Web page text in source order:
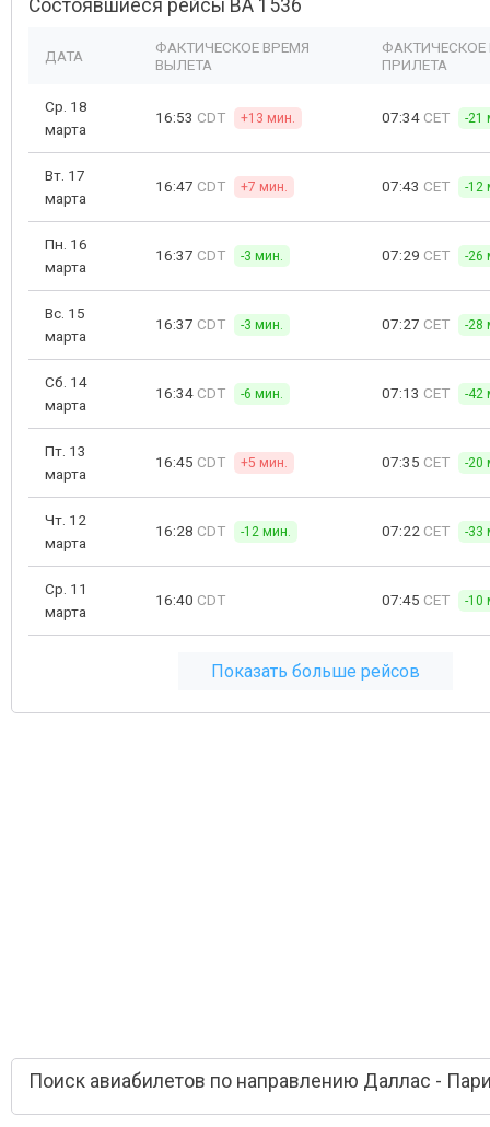
Состоявшиеся рейсы BA 1536
ДАТА
ФАКТИЧЕСКОЕ ВРЕМЯ
ВЫЛЕТА
ФАКТИЧЕСКОЕ
ПРИЛЕТА
Ср. 18
марта
16:53 CDT +13 мин. 07:34 CET -21
Вт. 17
марта
16:47 CDT +7 мин. 07:43 CET -12
Пн. 16
марта
16:37 CDT -3 мин. 07:29 CET -26
Вс. 15
марта
16:37 CDT -3 мин. 07:27 CET -28
Сб. 14
марта
16:34 CDT -6 мин. 07:13 CET -42
Пт. 13
марта
16:45 CDT +5 мин. 07:35 CET -20
Чт. 12
марта
16:28 CDT -12 мин. 07:22 CET -33
Ср. 11
марта
16:40 CDT 07:45 CET -10
Показать больше рейсов
Поиск авиабилетов по направлению Даллас -